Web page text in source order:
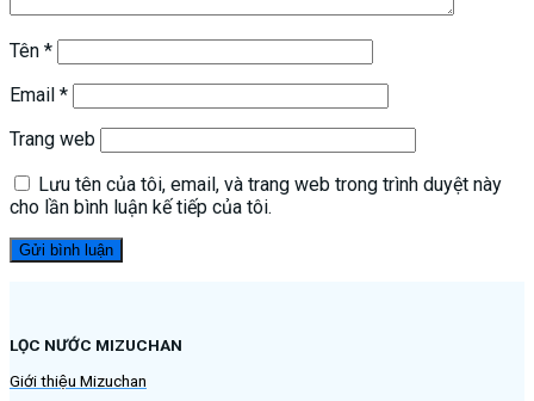
Tên *
Email *
Trang web
Lưu tên của tôi, email, và trang web trong trình duyệt này
cho lần bình luận kế tiếp của tôi.
LỌC NƯỚC MIZUCHAN
Giới thiệu Mizuchan